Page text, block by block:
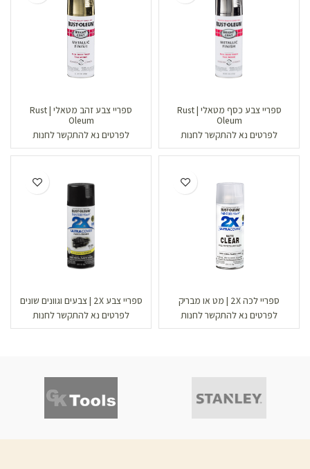
ספריי צבע כסף מטאלי | Rust
Oleum
לפרטים נא להתקשר לחנות
ספריי צבע זהב מטאלי | Rust
Oleum
לפרטים נא להתקשר לחנות
ספריי לכה 2X | מט או מבריק
לפרטים נא להתקשר לחנות
ספריי צבע 2X | צבעים וגוונים שונים
לפרטים נא להתקשר לחנות